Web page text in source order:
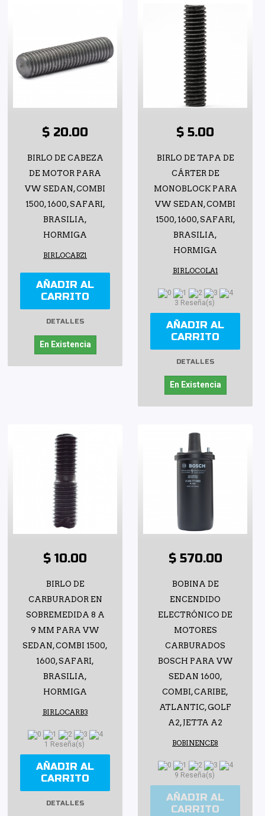
$ 20.00
BIRLO DE CABEZA
DE MOTOR PARA
VW SEDAN, COMBI
1500, 1600, SAFARI,
BRASILIA,
HORMIGA
BIRLOCABZ1
AÑADIR AL
CARRITO
DETALLES
En Existencia
$ 5.00
BIRLO DE TAPA DE
CÁRTER DE
MONOBLOCK PARA
VW SEDAN, COMBI
1500, 1600, SAFARI,
BRASILIA,
HORMIGA
BIRLOCOLA1
3 Reseña(s)
AÑADIR AL
CARRITO
DETALLES
En Existencia
$ 10.00
BIRLO DE
CARBURADOR EN
SOBREMEDIDA 8 A
9 MM PARA VW
SEDAN, COMBI 1500,
1600, SAFARI,
BRASILIA,
HORMIGA
BIRLOCARB3
1 Reseña(s)
AÑADIR AL
CARRITO
DETALLES
$ 570.00
BOBINA DE
ENCENDIDO
ELECTRÓNICO DE
MOTORES
CARBURADOS
BOSCH PARA VW
SEDAN 1600,
COMBI, CARIBE,
ATLANTIC, GOLF
A2, JETTA A2
BOBINENCE8
9 Reseña(s)
AÑADIR AL
CARRITO